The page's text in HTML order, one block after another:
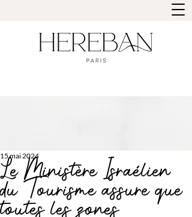
Le Ministère Israélien
du Tourisme assure que
toutes les zones
15 mai 2024